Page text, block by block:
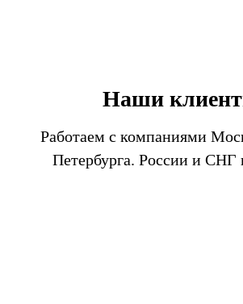
Наши
Работаем с компаниями
Петербурга. России и СНГ